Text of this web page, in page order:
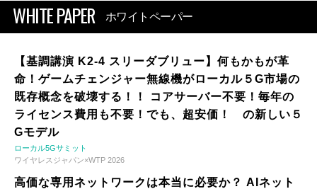
WHITE PAPER ホワイトペーパー
【基調講演 K2-4 スリーダブリュー】何もかもが革
命！ゲームチェンジャー無線機がローカル５G市場の
既存概念を破壊する！！ コアサーバー不要！毎年の
ライセンス費用も不要！でも、超安価！ の新しい５
Gモデル
ローカル5Gサミット
ワイヤレスジャパン×WTP 2026
高価な専用ネットワークは本当に必要か？ AIネット